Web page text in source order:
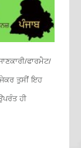
ਫਾਰਮੈਟ/
ਤੁਸੀਂ ਇਹ
ਹੀ